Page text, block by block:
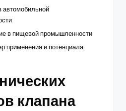
автомобильной
в пищевой промышленности
применения и потенциала
клапана